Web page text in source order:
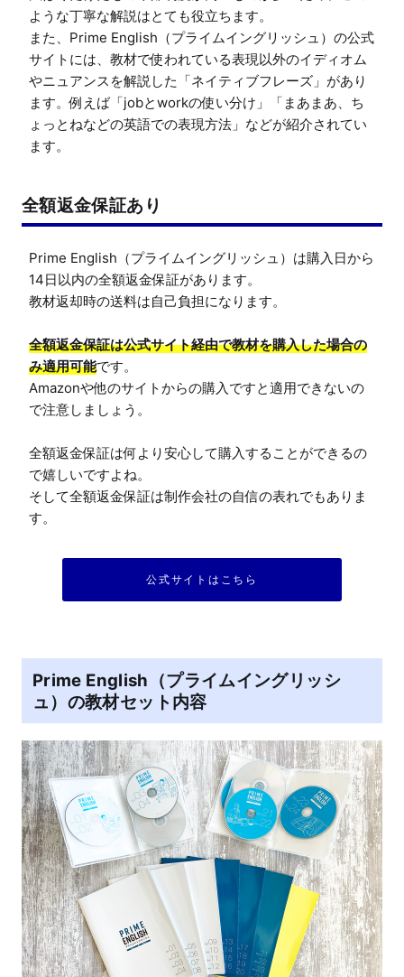
ような丁寧な解説はとても役立ちます。
また、Prime English（プライムイングリッシュ）の公式
サイトには、教材で使われている表現以外のイディオム
やニュアンスを解説した「ネイティブフレーズ」があり
ます。例えば「jobとworkの使い分け」「まあまあ、ち
ょっとねなどの英語での表現方法」などが紹介されてい
全額返金保証あり
Prime English（プライムイングリッシュ）は購入日から
14日以内の全額返金保証があります。
教材返却時の送料は自己負担になります。
全額返金保証は公式サイト経由で教材を購入した場合の
み適用可能です。
Amazonや他のサイトからの購入ですと適用できないの
で注意しましょう。
全額返金保証は何より安心して購入することができるの
で嬉しいですよね。
そして全額返金保証は制作会社の自信の表れでもありま
す。
公式サイトはこちら
Prime English（プライムイングリッシ
ュ）の教材セット内容